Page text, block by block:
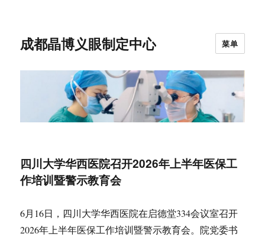
成都晶博义眼制定中心 菜单
四川大学华西医院召开2026年上半年医保工
作培训暨警示教育会
6月16日，四川大学华西医院在启德堂334会议室召开
2026年上半年医保工作培训暨警示教育会。院党委书